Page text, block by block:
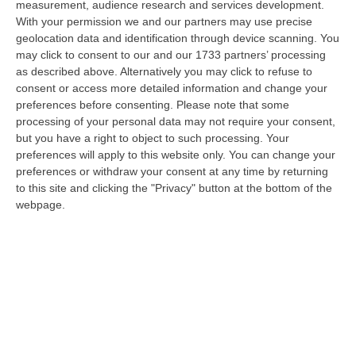
measurement, audience research and services development.
With your permission we and our partners may use precise
geolocation data and identification through device scanning. You
may click to consent to our and our 1733 partners’ processing
as described above. Alternatively you may click to refuse to
consent or access more detailed information and change your
preferences before consenting.
Please note that some
processing of your personal data may not require your consent,
but you have a right to object to such processing. Your
preferences will apply to this website only. You can change your
preferences or withdraw your consent at any time by returning
to this site and clicking the "Privacy" button at the bottom of the
webpage.
07 Agosto, 14:04
Ponte Sullo Stretto, Cgil: «Calabria Sconnessa E Dubbi Sui Conti, Si
Investa Sulle Priorità»
“LAMEZIA TERME “Il via libera dato alla progettazione esecutiva del
Ponte da parte del Consiglio Superiore dei Lavori Pubblici non modifica…
07 Agosto, 13:23
“Puca” A Venezia Con Il Sostegno Della Calabria Film Commission
“ROMA “Puca” della regista pugliese Sara Scalera, girato interamente in
Calabria negli spettacolari scenari dei Calanchi di Palizzi e con il…
07 Agosto, 13:13